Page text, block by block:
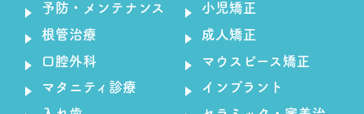
予防・メンテナンス
根管治療
口腔外科
マタニティ診療
小児矯正
成人矯正
マウスピース矯正
インプラント